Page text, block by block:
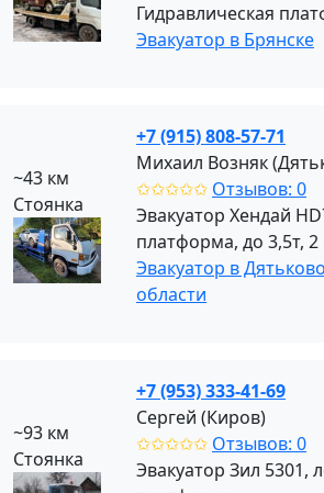
Гидравлическая
Эвакуатор в Брянске
~43 км
Стоянка
+7 (915) 808-57-71
Михаил Возняк
✩✩✩✩✩ Отзывов: 0
Эвакуатор Хендай
платформа, до 3,5т, 2
Эвакуатор в
области
~93 км
Стоянка
+7 (953) 333-41-69
Сергей (Киров)
✩✩✩✩✩ Отзывов: 0
Эвакуатор Зил 5301,